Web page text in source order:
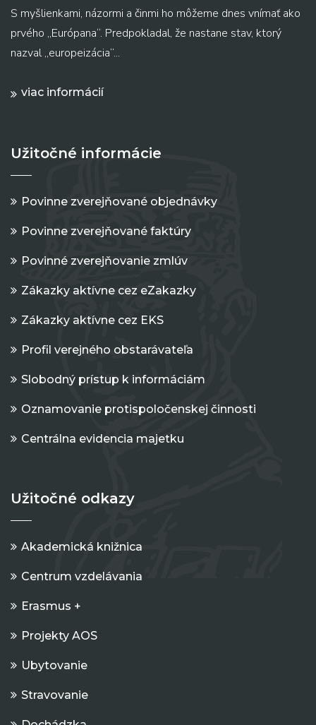
S myšlienkami, názormi a činmi ho môžeme dnes vnímať ako
prvého „Európana“. Predpokladal, že nastane stav, ktorý
nazval „europeizácia“...
viac informácií
Užitočné informácie
Povinne zverejňované objednávky
Povinne zverejňované faktúry
Povinné zverejňovanie zmlúv
Zákazky aktívne cez eZakazky
Zákazky aktívne cez EKS
Profil verejného obstarávateľa
Slobodný prístup k informáciám
Oznamovanie protispoločenskej činnosti
Centrálna evidencia majetku
Užitočné odkazy
Akademická knižnica
Centrum vzdelávania
Erasmus +
Projekty AOS
Ubytovanie
Stravovanie